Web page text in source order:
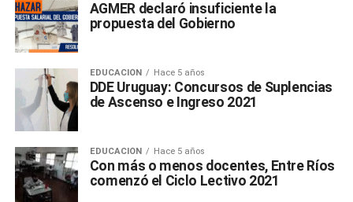
AGMER declaró insuficiente la
propuesta del Gobierno
EDUCACIÓN Hace 5 años
DDE Uruguay: Concursos de Suplencias
de Ascenso e Ingreso 2021
EDUCACIÓN Hace 5 años
Con más o menos docentes, Entre Ríos
comenzó el Ciclo Lectivo 2021